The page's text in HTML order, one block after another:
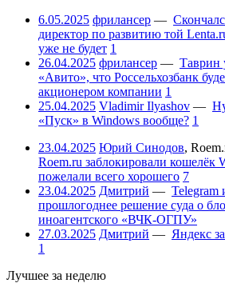
6.05.2025 фрилансер —
директор по развитию той
уже не будет 1
26.04.2025 фрилансер — Таврин
«Авито», что Россельхозбанк
акционером компании 1
25.04.2025 Vladimir Ilyashov —
«Пуск» в Windows вообще? 1
23.04.2025 Юрий Синодов,
Roem.ru заблокировали кошелёк
пожелали всего хорошего 7
23.04.2025 Дмитрий — Telegram
прошлогоднее решение суда о
иноагентского «ВЧК-ОГПУ»
27.03.2025 Дмитрий — Яндекс
1
Лучшее за неделю